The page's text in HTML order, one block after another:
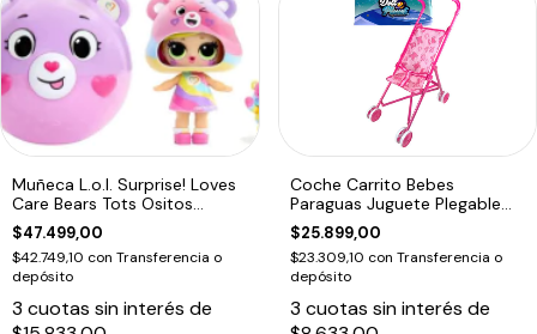
Muñeca L.o.l. Surprise! Loves
Care Bears Tots Ositos
Cariños
$47.499,00
$42.749,10 con Transferencia o
depósito
3 cuotas sin interés de
Coche Carrito Bebes
Paraguas Juguete Plegable
Paraguas
$25.899,00
$23.309,10 con Transferencia o
depósito
3 cuotas sin interés de